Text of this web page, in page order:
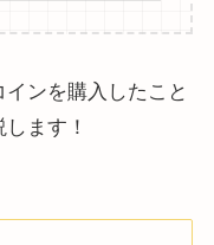
ンを購入したこと
ます！